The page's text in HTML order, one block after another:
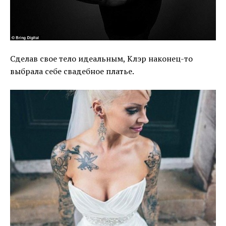
Сделав свое тело идеальным, Клэр наконец-то
выбрала себе свадебное платье.